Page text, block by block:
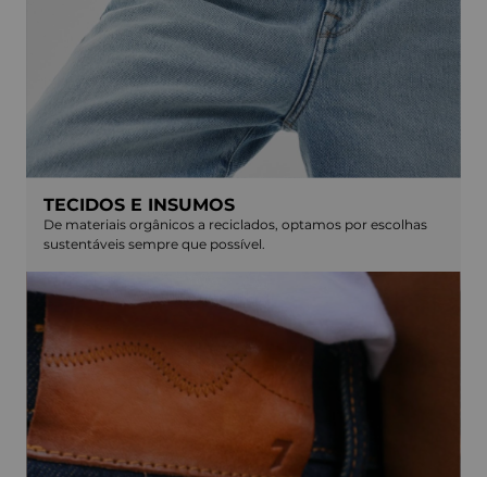
TECIDOS E INSUMOS
De materiais orgânicos a reciclados, optamos por escolhas
sustentáveis sempre que possível.